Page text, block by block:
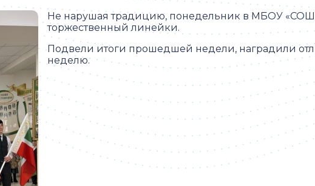
Не нарушая традицию, понедельник в МБОУ «СОШ
торжественный линейки.
Подвели итоги прошедшей недели, наградили
неделю.